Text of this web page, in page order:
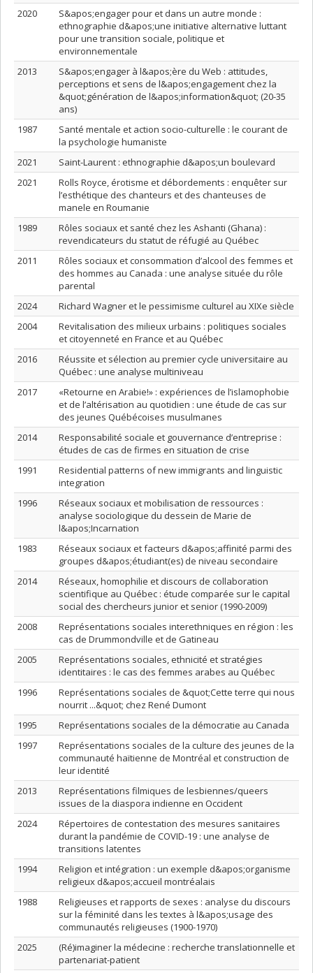
2020
S&apos;engager pour et dans un autre monde :
ethnographie d&apos;une initiative alternative luttant
pour une transition sociale, politique et
environnementale
2013
S&apos;engager à l&apos;ère du Web : attitudes,
perceptions et sens de l&apos;engagement chez la
&quot;génération de l&apos;information&quot; (20-35
ans)
1987
Santé mentale et action socio-culturelle : le courant de
la psychologie humaniste
2021
Saint-Laurent : ethnographie d&apos;un boulevard
2021
Rolls Royce, érotisme et débordements : enquêter sur
l’esthétique des chanteurs et des chanteuses de
manele en Roumanie
1989
Rôles sociaux et santé chez les Ashanti (Ghana) :
revendicateurs du statut de réfugié au Québec
2011
Rôles sociaux et consommation d’alcool des femmes et
des hommes au Canada : une analyse située du rôle
parental
2024
Richard Wagner et le pessimisme culturel au XIXe siècle
2004
Revitalisation des milieux urbains : politiques sociales
et citoyenneté en France et au Québec
2016
Réussite et sélection au premier cycle universitaire au
Québec : une analyse multiniveau
2017
«Retourne en Arabie!» : expériences de l’islamophobie
et de l’altérisation au quotidien : une étude de cas sur
des jeunes Québécoises musulmanes
2014
Responsabilité sociale et gouvernance d’entreprise :
études de cas de firmes en situation de crise
1991
Residential patterns of new immigrants and linguistic
integration
1996
Réseaux sociaux et mobilisation de ressources :
analyse sociologique du dessein de Marie de
l&apos;Incarnation
1983
Réseaux sociaux et facteurs d&apos;affinité parmi des
groupes d&apos;étudiant(es) de niveau secondaire
2014
Réseaux, homophilie et discours de collaboration
scientifique au Québec : étude comparée sur le capital
social des chercheurs junior et senior (1990-2009)
2008
Représentations sociales interethniques en région : les
cas de Drummondville et de Gatineau
2005
Représentations sociales, ethnicité et stratégies
identitaires : le cas des femmes arabes au Québec
1996
Représentations sociales de &quot;Cette terre qui nous
nourrit ...&quot; chez René Dumont
1995
Représentations sociales de la démocratie au Canada
1997
Représentations sociales de la culture des jeunes de la
communauté haïtienne de Montréal et construction de
leur identité
2013
Représentations filmiques de lesbiennes/queers
issues de la diaspora indienne en Occident
2024
Répertoires de contestation des mesures sanitaires
durant la pandémie de COVID-19 : une analyse de
transitions latentes
1994
Religion et intégration : un exemple d&apos;organisme
religieux d&apos;accueil montréalais
1988
Religieuses et rapports de sexes : analyse du discours
sur la féminité dans les textes à l&apos;usage des
communautés religieuses (1900-1970)
2025
(Ré)imaginer la médecine : recherche translationnelle et
partenariat-patient